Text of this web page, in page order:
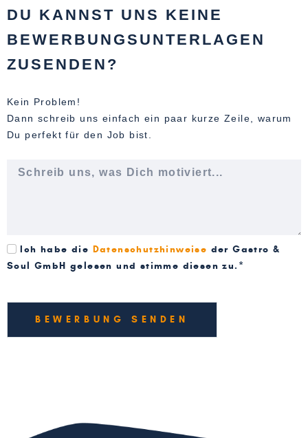
DU KANNST UNS KEINE
BEWERBUNGSUNTERLAGEN
ZUSENDEN?
Kein Problem!
Dann schreib uns einfach ein paar kurze Zeile, warum
Du perfekt für den Job bist.
Ich habe die Datenschutzhinweise der Gastro &
Soul GmbH gelesen und stimme diesen zu.*
BEWERBUNG SENDEN